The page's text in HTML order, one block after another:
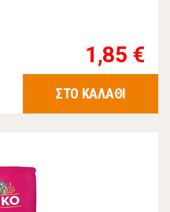
1,85 €
ΣΤΟ ΚΑΛΑΘΙ